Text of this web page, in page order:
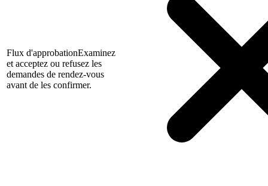
Flux d'approbationExaminez
et acceptez ou refusez les
demandes de rendez-vous
avant de les confirmer.